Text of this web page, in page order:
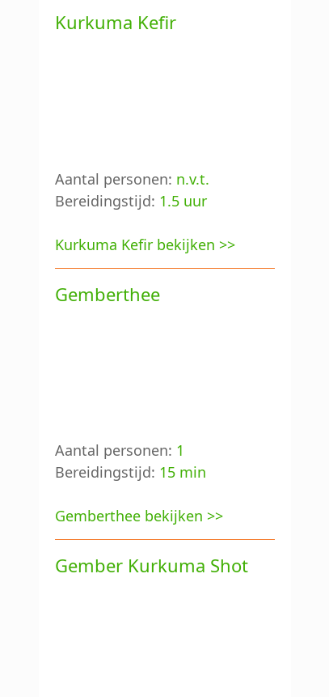
Kurkuma Kefir
Aantal personen: n.v.t.
Bereidingstijd: 1.5 uur
Kurkuma Kefir bekijken >>
Gemberthee
Aantal personen: 1
Bereidingstijd: 15 min
Gemberthee bekijken >>
Gember Kurkuma Shot